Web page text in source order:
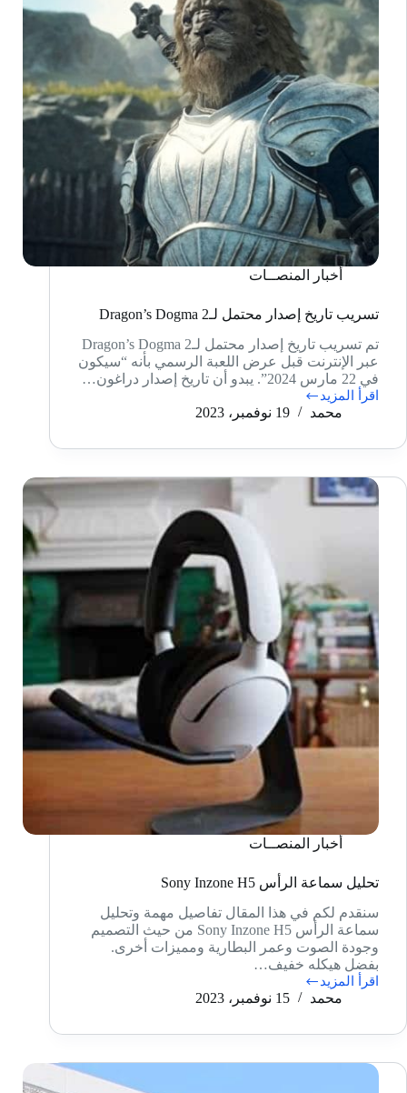
أخبار المنصــات
تسريب تاريخ إصدار محتمل لـDragon’s Dogma 2
تم تسريب تاريخ إصدار محتمل لـDragon’s Dogma 2
عبر الإنترنت قبل عرض اللعبة الرسمي بأنه “سيكون
في 22 مارس 2024”. يبدو أن تاريخ إصدار دراغون…
اقرأ المزيد
تسريب
محتمل
Dogma
2
محمد 19 نوفمبر، 2023
أخبار المنصــات
تحليل سماعة الرأس Sony Inzone H5
سنقدم لكم في هذا المقال تفاصيل مهمة وتحليل
سماعة الرأس Sony Inzone H5 من حيث التصميم
وجودة الصوت وعمر البطارية ومميزات أخرى.
بفضل هيكله خفيف…
اقرأ المزيد
تحليل
سماعة
Sony
H5
محمد 15 نوفمبر، 2023